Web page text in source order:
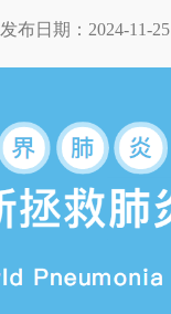
发布日期：2024-11-25